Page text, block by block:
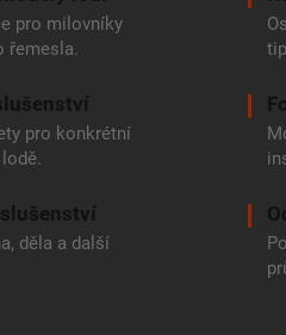
pro milovníky
řemesla.
pro konkrétní
děla a další